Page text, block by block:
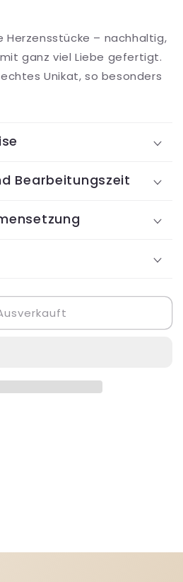
Herzensstücke – nachhaltig,
ganz viel Liebe gefertigt.
Unikat, so besonders
Bearbeitungszeit